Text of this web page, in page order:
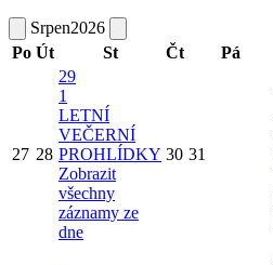
Srpen2026
Po Út St Čt Pá
27 28
29
1
LETNÍ
VEČERNÍ
PROHLÍDKY
Zobrazit
všechny
záznamy ze
dne
30 31